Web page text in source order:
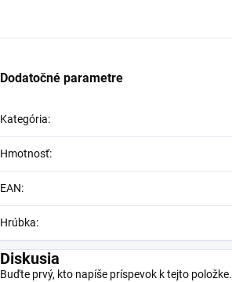
Dodatočné parametre
Kategória:
Hmotnosť:
EAN:
Hrúbka:
Diskusia
Buďte prvý, kto napíše príspevok k tejto položke.